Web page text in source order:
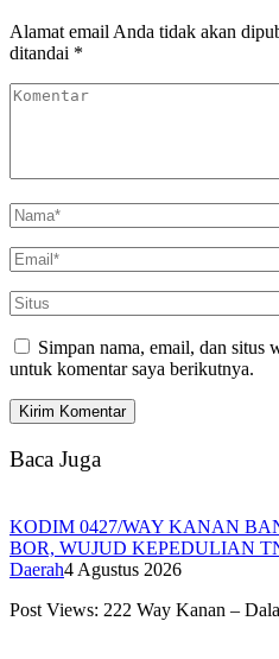
Alamat email Anda tidak akan
ditandai *
Simpan nama, email, dan situs
untuk komentar saya berikutnya.
Baca Juga
KODIM 0427/WAY KANAN
BOR, WUJUD KEPEDULIAN
Daerah4 Agustus 2026
Post Views: 222 Way Kanan –